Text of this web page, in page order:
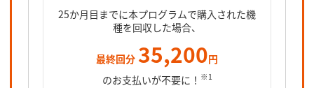
25か月目までに本プログラムで購入された機
種を回収した場合、
最終回分 35,200円
のお支払いが不要に！ ※1